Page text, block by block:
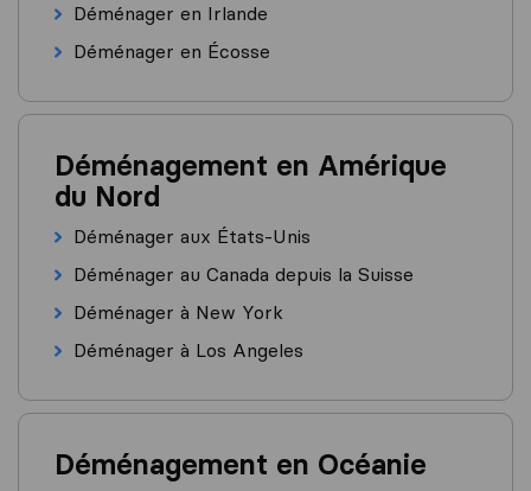
Déménager en Irlande
Déménager en Écosse
Déménagement en Amérique
du Nord
Déménager aux États-Unis
Déménager au Canada depuis la Suisse
Déménager à New York
Déménager à Los Angeles
Déménagement en Océanie